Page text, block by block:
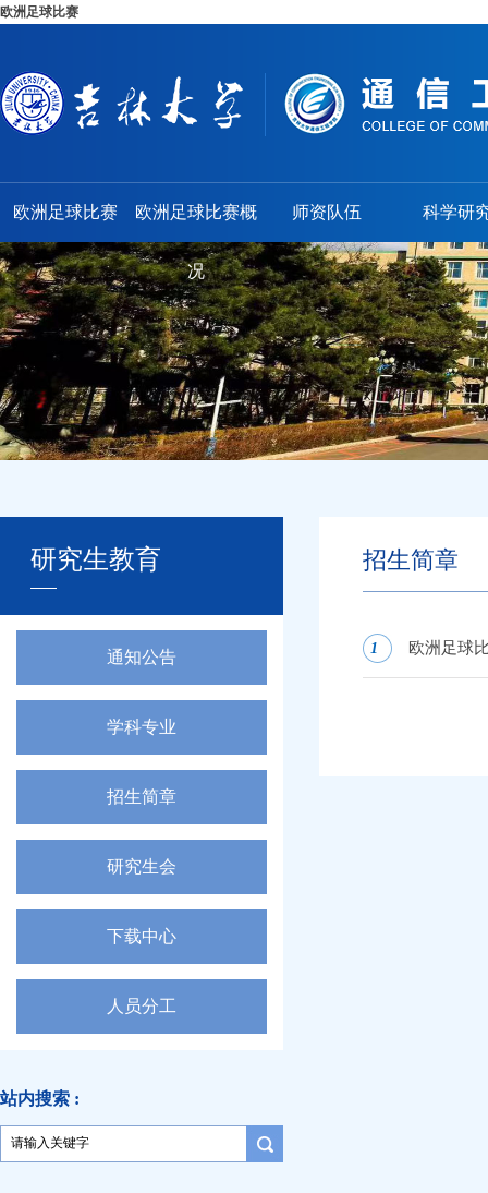
欧洲足球比赛
欧洲足球比赛 欧洲足球比赛概
况
师资队伍 科学研
研究生教育
通知公告
学科专业
招生简章
研究生会
下载中心
人员分工
站内搜索 :
招生简章
1 欧洲足球